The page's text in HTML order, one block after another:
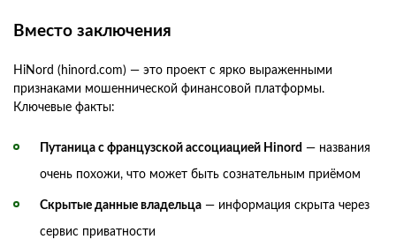
Вместо заключения
HiNord (hinord.com) — это проект с ярко выраженными
признаками мошеннической финансовой платформы.
Ключевые факты:
Путаница с французской ассоциацией Hinord — названия
очень похожи, что может быть сознательным приёмом
Скрытые данные владельца — информация скрыта через
сервис приватности